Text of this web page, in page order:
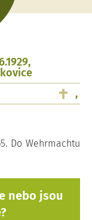
,
Do Wehrmachtu
nebo jsou